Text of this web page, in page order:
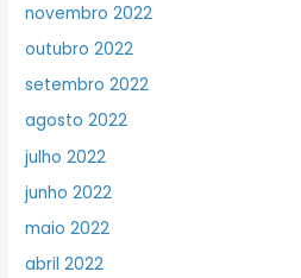
novembro 2022
outubro 2022
setembro 2022
agosto 2022
julho 2022
junho 2022
maio 2022
abril 2022